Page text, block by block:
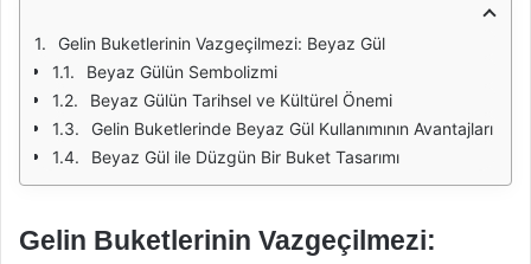
Gelin Buketlerinin Vazgeçilmezi: Beyaz Gül
Beyaz Gülün Sembolizmi
Beyaz Gülün Tarihsel ve Kültürel Önemi
Gelin Buketlerinde Beyaz Gül Kullanımının Avantajları
Beyaz Gül ile Düzgün Bir Buket Tasarımı
Gelin Buketlerinin Vazgeçilmezi: